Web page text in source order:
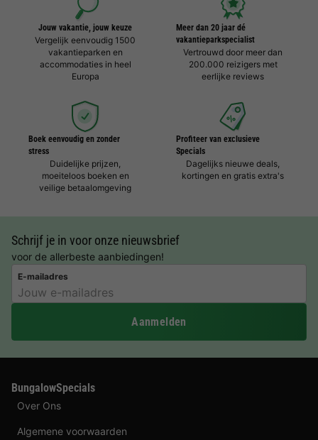
Jouw vakantie, jouw keuze
Vergelijk eenvoudig 1500
vakantieparken en
accommodaties in heel
Europa
Meer dan 20 jaar dé
vakantieparkspecialist
Vertrouwd door meer dan
200.000 reizigers met
eerlijke reviews
Boek eenvoudig en zonder
stress
Duidelijke prijzen,
moeiteloos boeken en
veilige betaalomgeving
Profiteer van exclusieve
Specials
Dagelijks nieuwe deals,
kortingen en gratis extra's
Schrijf je in voor onze nieuwsbrief
voor de allerbeste aanbiedingen!
E-mailadres
Aanmelden
BungalowSpecials
Over Ons
Algemene voorwaarden